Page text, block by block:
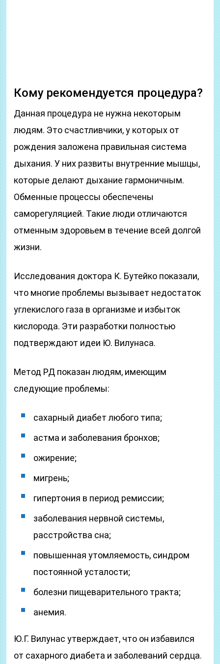
Кому рекомендуется процедура?
Данная процедура не нужна некоторым
людям. Это счастливчики, у которых от
рождения заложена правильная система
дыхания. У них развиты внутренние мышцы,
которые делают дыхание гармоничным.
Обменные процессы обеспечены
саморегуляцией. Такие люди отличаются
отменным здоровьем в течение всей долгой
жизни.
Исследования доктора К. Бутейко показали,
что многие проблемы вызывает недостаток
углекислого газа в организме и избыток
кислорода. Эти разработки полностью
подтверждают идеи Ю. Вилунаса.
Метод РД показан людям, имеющим
следующие проблемы:
сахарный диабет любого типа;
астма и заболевания бронхов;
ожирение;
мигрень;
гипертония в период ремиссии;
заболевания нервной системы,
расстройства сна;
повышенная утомляемость, синдром
постоянной усталости;
болезни пищеварительного тракта;
анемия.
Ю.Г. Вилунас утверждает, что он избавился
от сахарного диабета и заболеваний сердца.